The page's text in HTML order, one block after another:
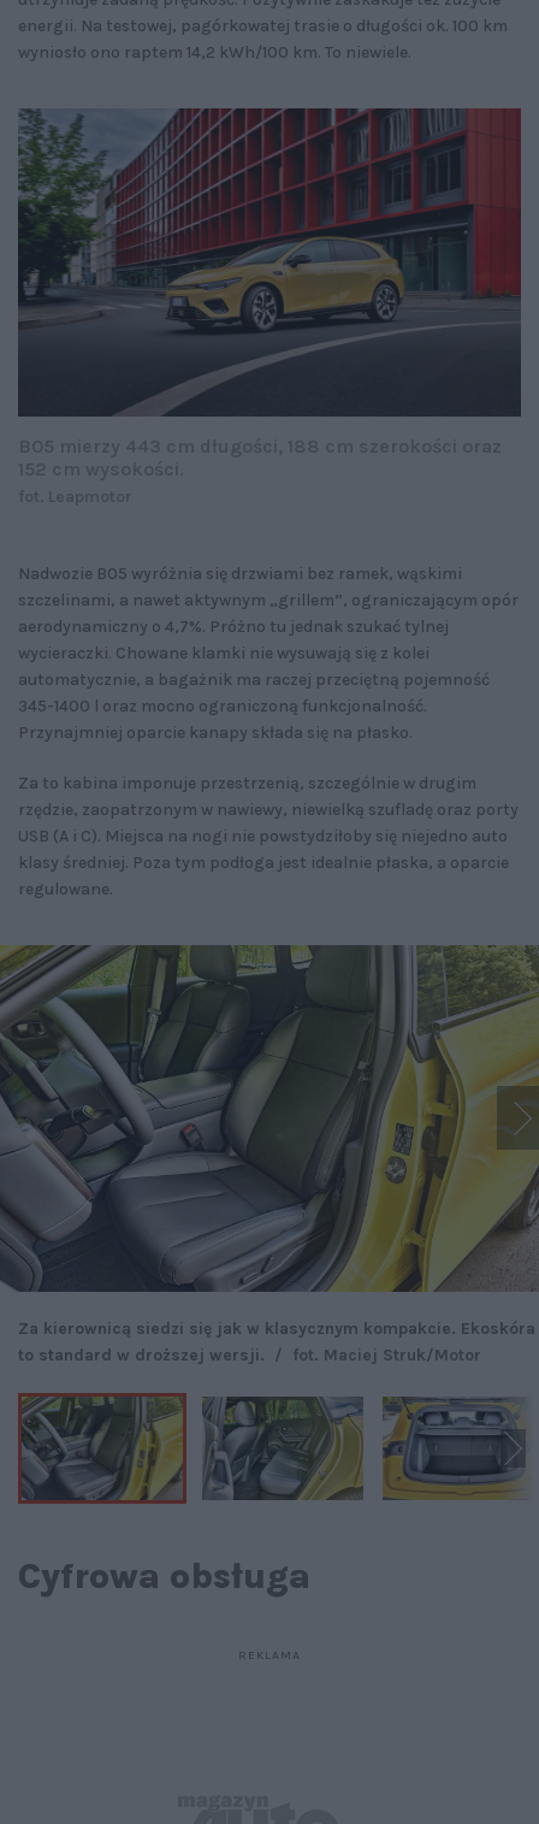
energii. Na testowej, pagórkowatej trasie o długości ok. 100 km
wyniosło ono raptem 14,2 kWh/100 km. To niewiele.
Nadwozie B05 wyróżnia się drzwiami bez ramek, wąskimi
szczelinami, a nawet aktywnym „grillem”, ograniczającym opór
aerodynamiczny o 4,7%. Próżno tu jednak szukać tylnej
wycieraczki. Chowane klamki nie wysuwają się z kolei
automatycznie, a bagażnik ma raczej przeciętną pojemność
345-1400 l oraz mocno ograniczoną funkcjonalność.
Przynajmniej oparcie kanapy składa się na płasko.
Za to kabina imponuje przestrzenią, szczególnie w drugim
rzędzie, zaopatrzonym w nawiewy, niewielką szufladę oraz porty
USB (A i C). Miejsca na nogi nie powstydziłoby się niejedno auto
klasy średniej. Poza tym podłoga jest idealnie płaska, a oparcie
regulowane.
Za kierownicą siedzi się jak w klasycznym kompakcie. Ekoskóra
to standard w droższej wersji. / fot. Maciej Struk/Motor
Cyfrowa obsługa